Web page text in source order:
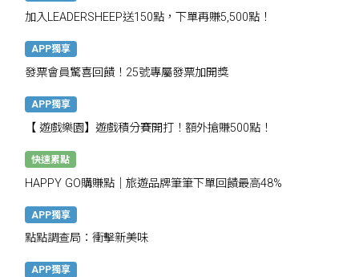
加入LEADERSHEEP送150點，下單再賺5,500點！
APP獨享
發票會員驚喜回饋！25號專屬發票加開獎
APP獨享
【 遊戲樂園】遊戲積分賽開打！額外搶賺500點！
快速累點
HAPPY GO購賺點｜旅遊品牌筆筆下單回饋最高48%
APP獨享
點點調查局：衝擊新美味
APP獨享